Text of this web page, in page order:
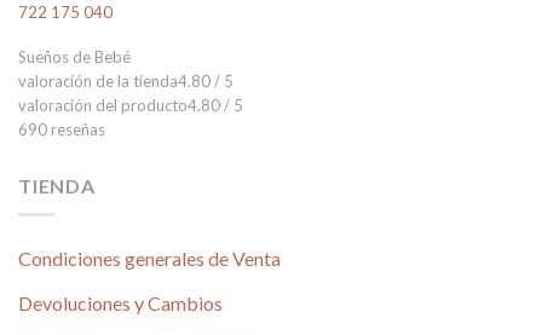
722 175 040
Sueños de Bebé
valoración de la tienda4.80 / 5
valoración del producto4.80 / 5
690 reseñas
TIENDA
Condiciones generales de Venta
Devoluciones y Cambios